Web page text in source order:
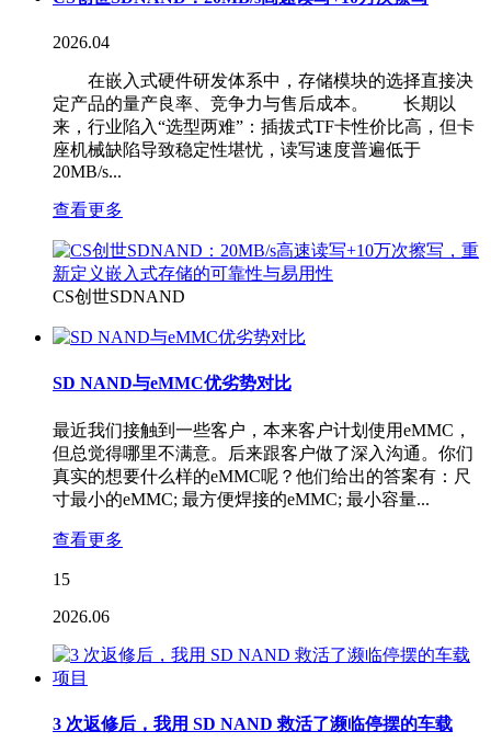
2026.04
在嵌入式硬件研发体系中，存储模块的选择直接决
定产品的量产良率、竞争力与售后成本。 长期以
来，行业陷入“选型两难”：插拔式TF卡性价比高，但卡
座机械缺陷导致稳定性堪忧，读写速度普遍低于
20MB/s...
查看更多
CS创世SDNAND
SD NAND与eMMC优劣势对比
最近我们接触到一些客户，本来客户计划使用eMMC，
但总觉得哪里不满意。后来跟客户做了深入沟通。你们
真实的想要什么样的eMMC呢？他们给出的答案有：尺
寸最小的eMMC; 最方便焊接的eMMC; 最小容量...
查看更多
15
2026.06
3 次返修后，我用 SD NAND 救活了濒临停摆的车载